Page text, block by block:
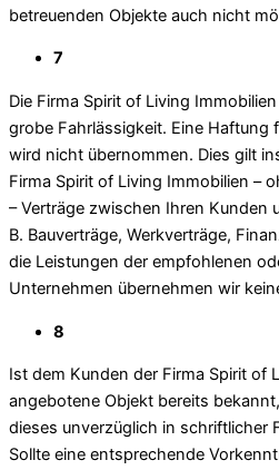
betreuenden Objekte auch nicht
7
Die Firma Spirit of Living
grobe Fahrlässigkeit. Eine Haftung
wird nicht übernommen. Dies gilt
Firma Spirit of Living Immobilien –
– Verträge zwischen Ihren Kunden
B. Bauverträge, Werkverträge,
die Leistungen der empfohlenen
Unternehmen übernehmen wir
8
Ist dem Kunden der Firma Spirit of
angebotene Objekt bereits
dieses unverzüglich in schriftlicher
Sollte eine entsprechende